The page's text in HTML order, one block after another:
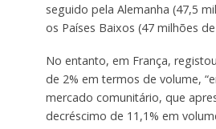
seguido pela Alemanha (47,5
os Países Baixos (47 milhões
No entanto, em França,
de 2% em termos de volume,
mercado comunitário, que
decréscimo de 11,1% em